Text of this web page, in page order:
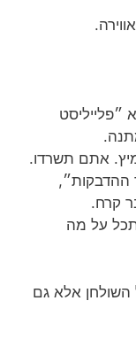
״פלייליסט
אתם תשרדו.
ההדבקות״,
קרח.
על מה
אלא גם